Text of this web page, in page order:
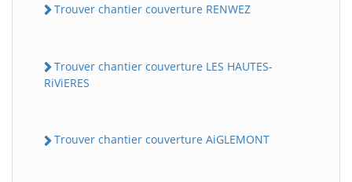
Trouver chantier couverture RENWEZ
Trouver chantier couverture LES HAUTES-
RiViERES
Trouver chantier couverture AiGLEMONT